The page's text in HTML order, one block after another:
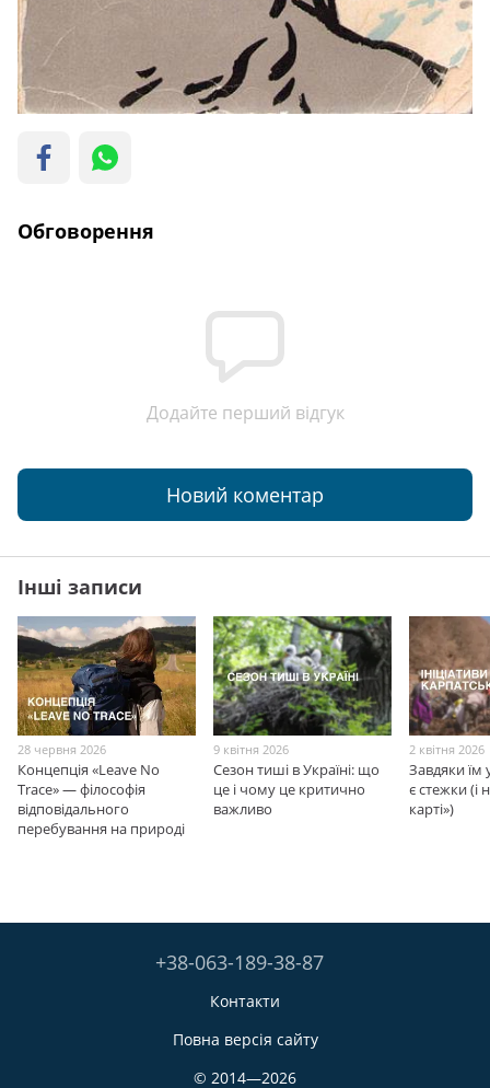
Обговорення
Додайте перший відгук
Новий коментар
Інші записи
28 червня 2026
Концепція «Leave No
Trace» — філософія
відповідального
перебування на природі
9 квітня 2026
Сезон тиші в Україні: що
це і чому це критично
важливо
2 квітня 2026
Завдяки їм
є стежки (і
карті»)
+38-063-189-38-87
Контакти
Повна версія сайту
© 2014—2026